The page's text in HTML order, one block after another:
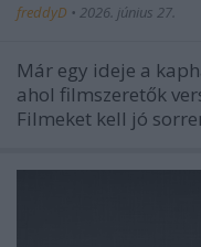
freddyD • 2026. június 27.
Már egy ideje a
ahol filmszeretők
Filmeket kell jó